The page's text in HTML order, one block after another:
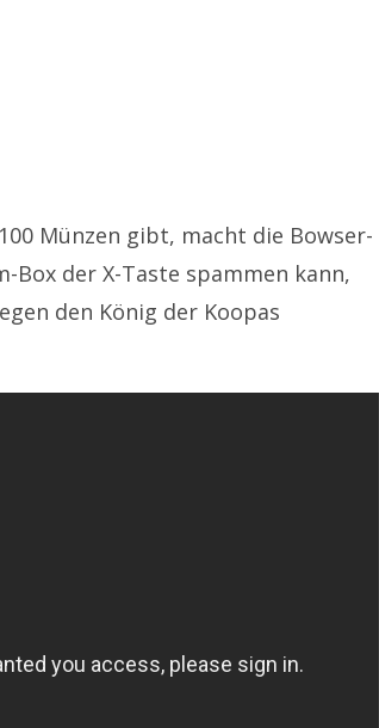
Münzen gibt, macht die Bowser-
Box der X-Taste spammen kann,
den König der Koopas